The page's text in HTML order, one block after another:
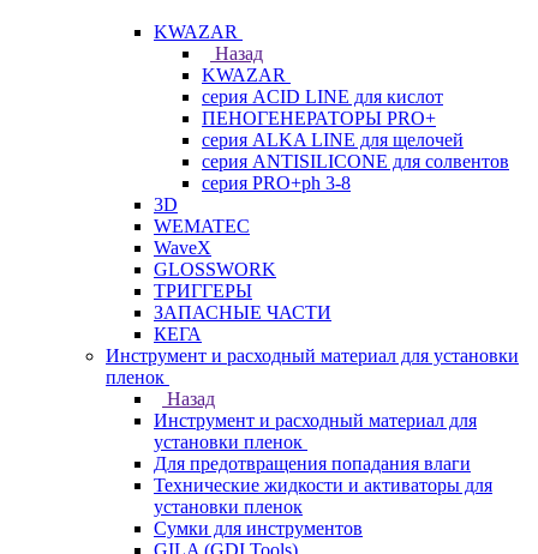
KWAZAR
Назад
KWAZAR
серия ACID LINE для кислот
ПЕНОГЕНЕРАТОРЫ PRO+
серия ALKA LINE для щелочей
серия ANTISILICONE для солвентов
серия PRO+ph 3-8
3D
WEMATEC
WaveX
GLOSSWORK
ТРИГГЕРЫ
ЗАПАСНЫЕ ЧАСТИ
КЕГА
Инструмент и расходный материал для установки
пленок
Назад
Инструмент и расходный материал для
установки пленок
Для предотвращения попадания влаги
Технические жидкости и активаторы для
установки пленок
Сумки для инструментов
GILA (GDI Tools)